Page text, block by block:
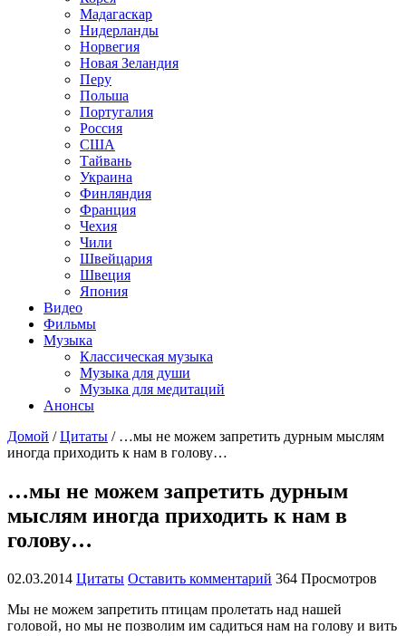
Мадагаскар
Нидерланды
Норвегия
Новая Зеландия
Перу
Польша
Португалия
Россия
США
Тайвань
Украина
Финляндия
Франция
Чехия
Чили
Швейцария
Швеция
Япония
Видео
Фильмы
Музыка
Классическая музыка
Музыка для души
Музыка для медитаций
Анонсы
Домой / Цитаты / …мы не можем запретить дурным мыслям
иногда приходить к нам в голову…
…мы не можем запретить дурным
мыслям иногда приходить к нам в
голову…
02.03.2014 Цитаты Оставить комментарий 364 Просмотров
Мы не можем запретить птицам пролетать над нашей
головой, но мы не позволим им садиться нам на голову и вить